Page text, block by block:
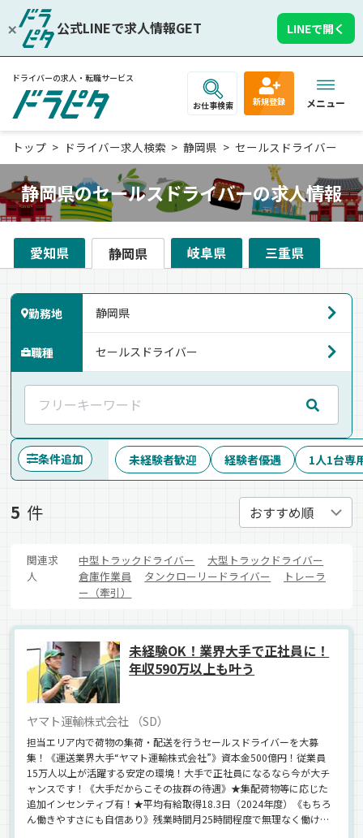
公式LINEで求人情報GET LINEで開く
ドライバーの求人・転職サービス
お仕事検索 新規登録 メニュー
トップ ドライバー求人検索 静岡県 セールスドライバー
静岡県のセールスドライバーの求人情報
愛知県 静岡県 岐阜県 三重県
勤務地
職種
条件追加 未経験者歓迎 経験者優遇 1人1台専
5 件
関連求
人
中型トラックドライバー
大型トラックドライバー
倉庫作業員
タンクローリードライバー
トレーラ
ー（牽引）
未経験OK！業界大手で正社員に！
年収590万以上も叶う
ヤマト運輸株式会社 （SD）
担当エリア内で荷物の集荷・配送を行うセールスドライバーを大募
集！《運送業界大手“ヤマト運輸株式会社”》資本金500億円！従業員
15万人以上が活躍する安定の環境！大手で正社員になるなら今が大チ
ャンスです！《大手だからこその抜群の待遇》★集配荷物等に応じた
追加インセンティブ有！★平均有給取得18.3日（2024年度）《もちろ
ん働きやすさにも自信あり》残業時間月25時間程度で無理なく働けま